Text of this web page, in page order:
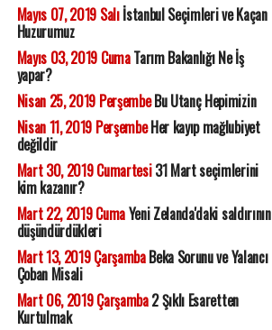
Mayıs 07, 2019 Salıİstanbul Seçimleri ve Kaçan
Huzurumuz
Mayıs 03, 2019 CumaTarım Bakanlığı Ne İş
yapar?
Nisan 25, 2019 PerşembeBu Utanç Hepimizin
Nisan 11, 2019 PerşembeHer kayıp mağlubiyet
değildir
Mart 30, 2019 Cumartesi31 Mart seçimlerini
kim kazanır?
Mart 22, 2019 CumaYeni Zelanda'daki saldırının
düşündürdükleri
Mart 13, 2019 ÇarşambaBeka Sorunu ve Yalancı
Çoban Misali
Mart 06, 2019 Çarşamba2 Şıklı Esaretten
Kurtulmak